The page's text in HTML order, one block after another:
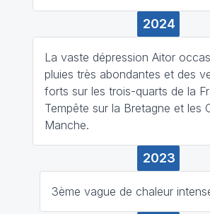
2024
La vaste dépression Aitor
pluies très abondantes et des
forts sur les trois-quarts de la
Tempête sur la Bretagne et les
Manche.
2023
3ème vague de chaleur